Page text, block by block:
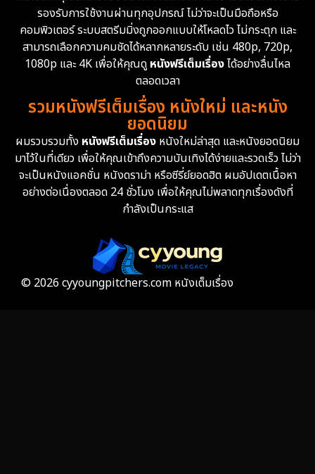
Emotional 61
Epic มหากาพย์ 219
Family ครอบครัว 366
Fantasy จินตนาการ 332
Fiction 9
รองรับการใช้งานผ่านทุกอุปกรณ์ ไม่ว่าจะเป็นมือถือหรือ
คอมพิวเตอร์ ระบบสตรีมมิ่งถูกออกแบบให้โหลดไว ไม่กระตุก และ
สามารถเลือกความคมชัดได้หลากหลายระดับ เช่น 480p, 720p,
1080p และ 4K เพื่อให้คุณดูหนังฟรีเต็มเรื่องได้อย่างลื่นไหล
ตลอดเวลา
รวมหนังฟรีเต็มเรื่อง หนังใหม่ และหนัง
ยอดนิยม
ผมรวบรวมทั้ง หนังฟรีเต็มเรื่อง หนังใหม่ล่าสุด และหนังยอดนิยม
มาไว้ในที่เดียว เพื่อให้คุณเข้าถึงความบันเทิงได้ง่ายและรวดเร็ว ไม่ว่า
จะเป็นหนังแอคชั่น หนังดราม่า หรือซีรี่ย์ยอดฮิต ผมอัปเดตเนื้อหา
อย่างต่อเนื่องตลอด 24 ชั่วโมง เพื่อให้คุณไม่พลาดทุกเรื่องดังที่
กำลังเป็นกระแส
© 2026 cyyoungpitchers.com หนังเต็มเรื่อง